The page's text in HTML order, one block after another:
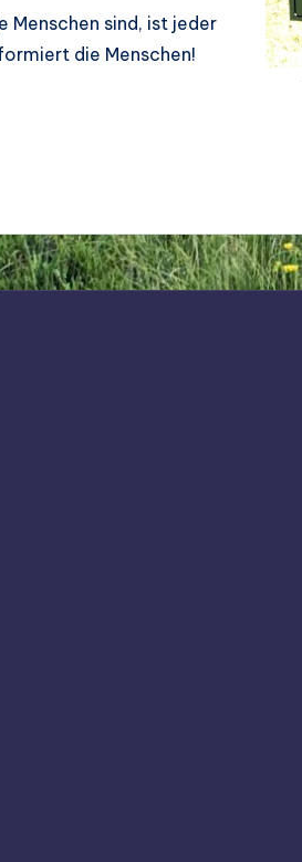
Menschen sind, ist jeder
die Menschen!